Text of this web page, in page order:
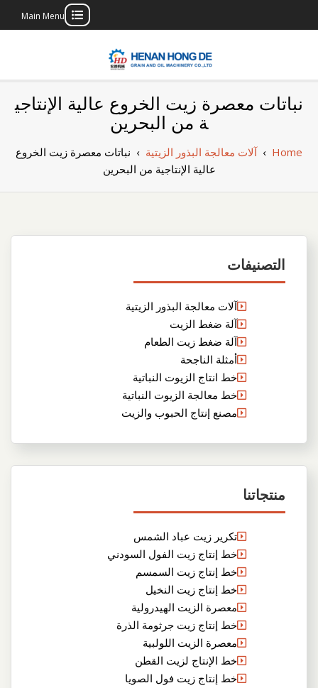
Main Menu
بناء مصنع إنتاج
الزيوت النباتية
الخاص بك
نباتات معصرة زيت الخروع عالية الإنتاجي
ة من البحرين
Home
›آلات معالجة البذور الزيتية › نباتات معصرة زيت الخروع
عالية الإنتاجية من البحرين
التصنيفات
آلات معالجة البذور الزيتية
آلة ضغط الزيت
آلة ضغط زيت الطعام
أمثلة الناجحة
خط انتاج الزيوت النباتية
خط معالجة الزيوت النباتية
مصنع إنتاج الحبوب والزيت
منتجاتنا
تكرير زيت عباد الشمس
خط إنتاج زيت الفول السودني
خط إنتاج زيت السمسم
خط إنتاج زيت النخيل
معصرة الزيت الهيدرولية
خط إنتاج زيت جرثومة الذرة
معصرة الزيت اللولبية
خط الإنتاج لزيت القطن
خط إنتاج زيت فول الصويا